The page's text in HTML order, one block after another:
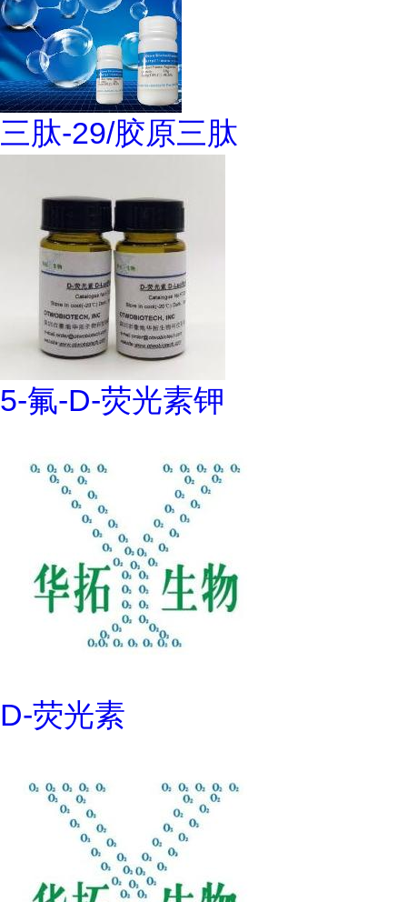
三肽-29/胶原三肽
5-氟-D-荧光素钾
D-荧光素